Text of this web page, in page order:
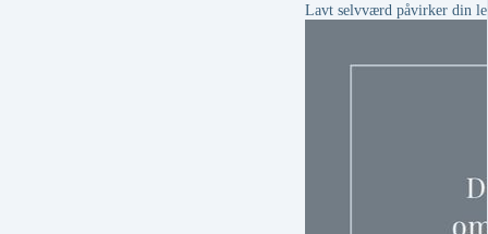
Lavt selvværd påvirker din